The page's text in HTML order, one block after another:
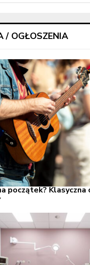
/ OGŁOSZENIA
początek? Klasyczna